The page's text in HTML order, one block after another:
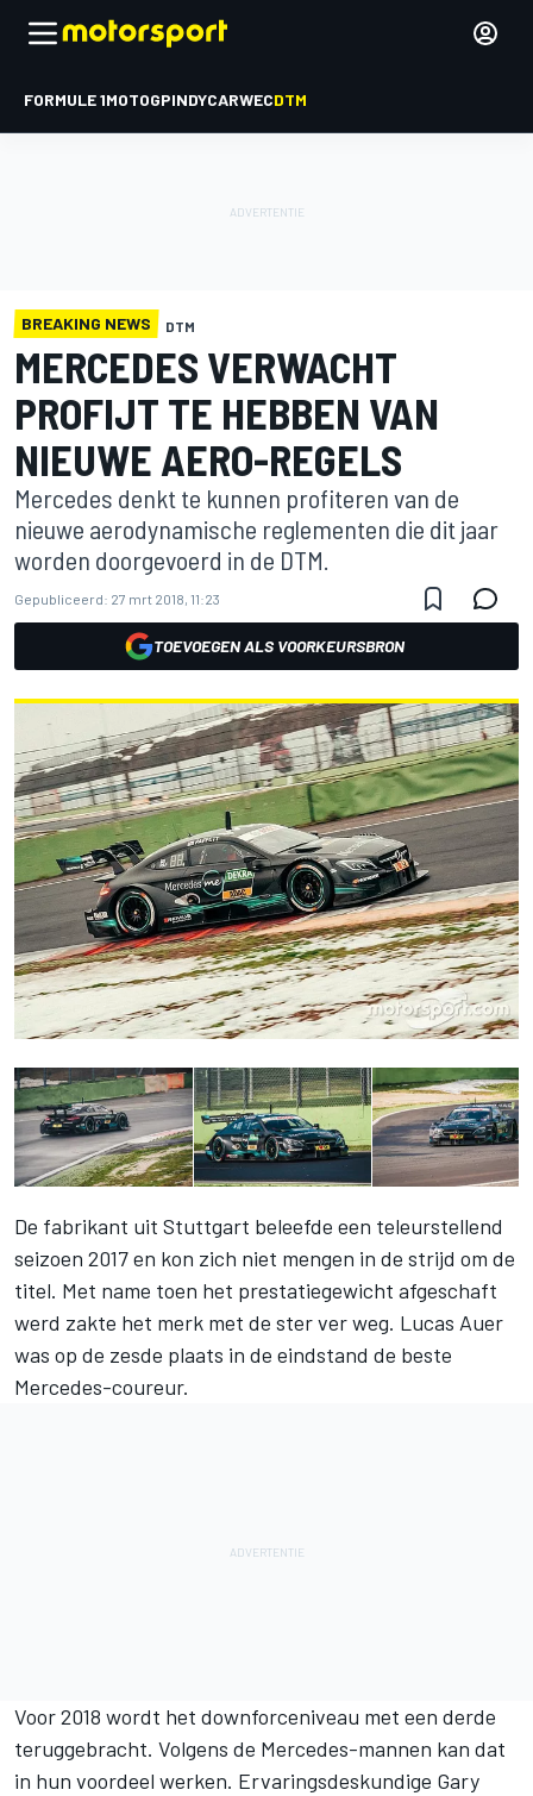
FORMULE 1MOTOGPINDYCARWECDTM
BREAKING NEWS DTM
MERCEDES VERWACHT
PROFIJT TE HEBBEN VAN
NIEUWE AERO-REGELS
Mercedes denkt te kunnen profiteren van de
nieuwe aerodynamische reglementen die dit jaar
worden doorgevoerd in de DTM.
Gepubliceerd: 27 mrt 2018, 11:23
TOEVOEGEN ALS VOORKEURSBRON
De fabrikant uit Stuttgart beleefde een teleurstellend
seizoen 2017 en kon zich niet mengen in de strijd om de
titel. Met name toen het prestatiegewicht afgeschaft
werd zakte het merk met de ster ver weg. Lucas Auer
was op de zesde plaats in de eindstand de beste
Mercedes-coureur.
Voor 2018 wordt het downforceniveau met een derde
teruggebracht. Volgens de Mercedes-mannen kan dat
in hun voordeel werken. Ervaringsdeskundige Gary